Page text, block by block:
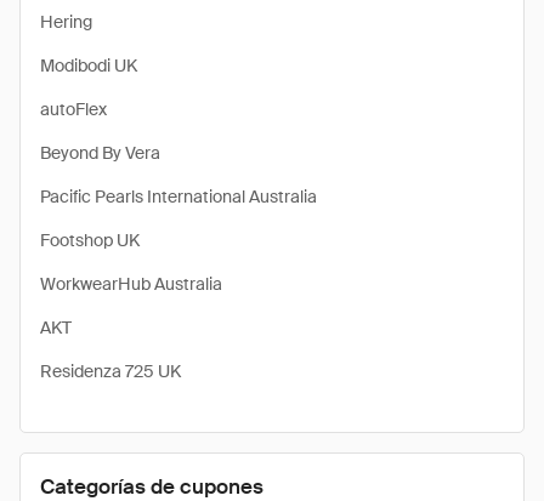
Hering
Modibodi UK
autoFlex
Beyond By Vera
Pacific Pearls International Australia
Footshop UK
WorkwearHub Australia
AKT
Residenza 725 UK
Categorías de cupones